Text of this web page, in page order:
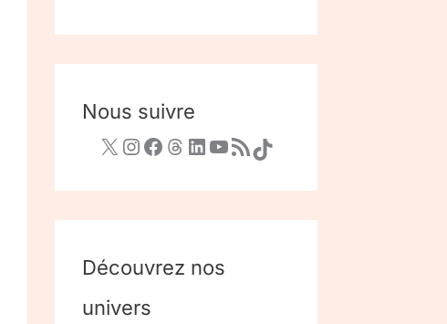
Nous suivre
Découvrez nos
univers